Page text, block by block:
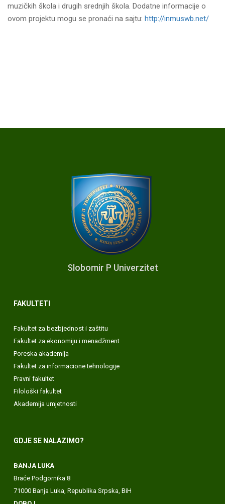
muzičkih škola i drugih srednjih škola. Dodatne informacije o
ovom projektu mogu se pronaći na sajtu: http://inmuswb.net/
Slobomir P Univerzitet
FAKULTETI
Fakultet za bezbjednost i zaštitu
Fakultet za ekonomiju i menadžment
Poreska akademija
Fakultet za informacione tehnologije
Pravni fakultet
Filološki fakultet
Akademija umjetnosti
GDJE SE NALAZIMO?
BANJA LUKA
Braće Podgornika 8
71000 Banja Luka, Republika Srpska, BiH